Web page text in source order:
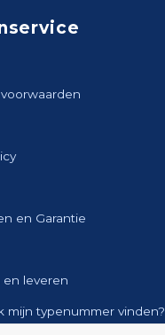
en Garantie
en leveren
mijn typenummer vinden?